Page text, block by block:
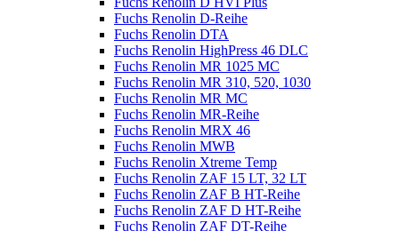
Fuchs Renolin D-Reihe
Fuchs Renolin DTA
Fuchs Renolin HighPress 46 DLC
Fuchs Renolin MR 1025 MC
Fuchs Renolin MR 310, 520, 1030
Fuchs Renolin MR MC
Fuchs Renolin MR-Reihe
Fuchs Renolin MRX 46
Fuchs Renolin MWB
Fuchs Renolin Xtreme Temp
Fuchs Renolin ZAF 15 LT, 32 LT
Fuchs Renolin ZAF B HT-Reihe
Fuchs Renolin ZAF D HT-Reihe
Fuchs Renolin ZAF DT-Reihe